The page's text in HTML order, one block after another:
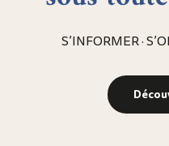
S’INFORMER ·